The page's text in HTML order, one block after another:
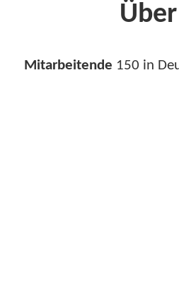
Mitarbeitende 150 in